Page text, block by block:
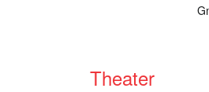
Theater